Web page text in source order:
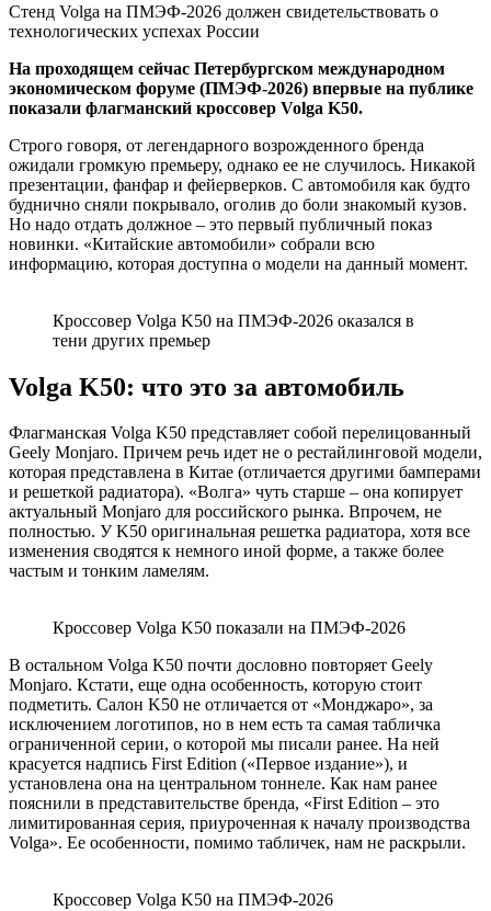
Стенд Volga на ПМЭФ-2026 должен свидетельствовать о
технологических успехах России
На проходящем сейчас Петербургском международном
экономическом форуме (ПМЭФ-2026) впервые на публике
показали флагманский кроссовер Volga K50.
Строго говоря, от легендарного возрожденного бренда
ожидали громкую премьеру, однако ее не случилось. Никакой
презентации, фанфар и фейерверков. С автомобиля как будто
буднично сняли покрывало, оголив до боли знакомый кузов.
Но надо отдать должное – это первый публичный показ
новинки. «Китайские автомобили» собрали всю
информацию, которая доступна о модели на данный момент.
Кроссовер Volga K50 на ПМЭФ-2026 оказался в
тени других премьер
Volga K50: что это за автомобиль
Флагманская Volga K50 представляет собой перелицованный
Geely Monjaro. Причем речь идет не о рестайлинговой модели,
которая представлена в Китае (отличается другими бамперами
и решеткой радиатора). «Волга» чуть старше – она копирует
актуальный Monjaro для российского рынка. Впрочем, не
полностью. У K50 оригинальная решетка радиатора, хотя все
изменения сводятся к немного иной форме, а также более
частым и тонким ламелям.
Кроссовер Volga K50 показали на ПМЭФ-2026
В остальном Volga K50 почти дословно повторяет Geely
Monjaro. Кстати, еще одна особенность, которую стоит
подметить. Салон K50 не отличается от «Монджаро», за
исключением логотипов, но в нем есть та самая табличка
ограниченной серии, о которой мы писали ранее. На ней
красуется надпись First Edition («Первое издание»), и
установлена она на центральном тоннеле. Как нам ранее
пояснили в представительстве бренда, «First Edition – это
лимитированная серия, приуроченная к началу производства
Volga». Ее особенности, помимо табличек, нам не раскрыли.
Кроссовер Volga K50 на ПМЭФ-2026